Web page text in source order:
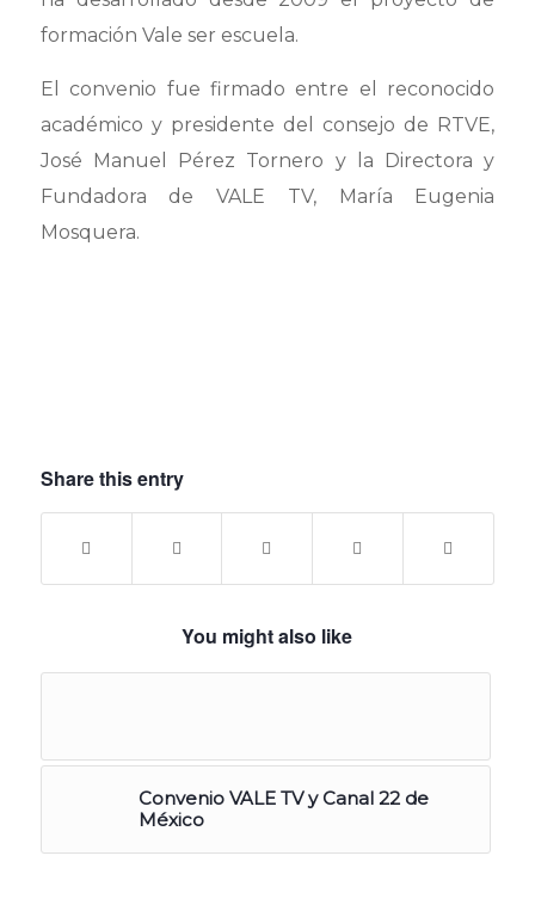
formación Vale ser escuela.
El convenio fue firmado entre el reconocido
académico y presidente del consejo de RTVE,
José Manuel Pérez Tornero y la Directora y
Fundadora de VALE TV, María Eugenia
Mosquera.
Share this entry
You might also like
Convenio VALE TV y Canal 22 de
México